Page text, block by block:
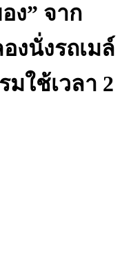
ง” จาก
องนั่งรถเมล์
มใช้เวลา 2